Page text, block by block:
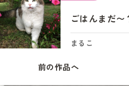
ごはんまだ〜
まるこ
前の作品へ